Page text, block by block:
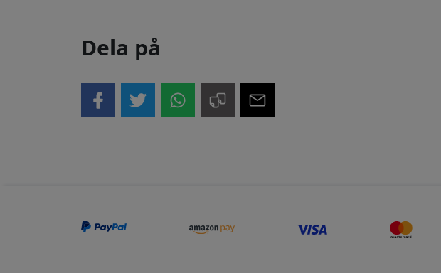
Dela på